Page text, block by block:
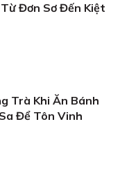
Đơn Sơ Đến Kiệt
Trà Khi Ăn Bánh
Để Tôn Vinh